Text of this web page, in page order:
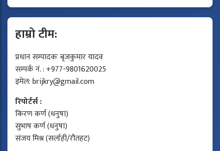
हाम्रो टीम:
प्रधान सम्पादकः बृजकुमार यादव
सम्पर्क नं. : +977-9801620025
इमेल:brijkry@gmail.com
रिपोर्टर्स :
किरण कर्ण (धनुषा)
सुभाष कर्ण (धनुषा)
संजय मिश्र (सर्लाही/रौतहट)